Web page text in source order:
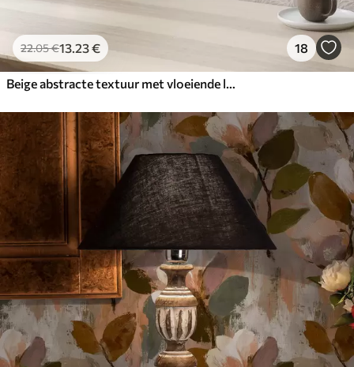
22.05€13.23€ 18
Beige abstracte textuur met vloeiende lijnen van bladeren